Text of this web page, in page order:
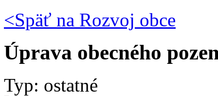
<Späť na Rozvoj obce
Úprava obecného
Typ: ostatné